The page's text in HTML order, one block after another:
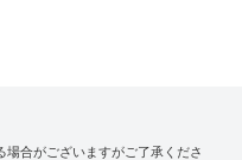
合がございますがご了承くださ